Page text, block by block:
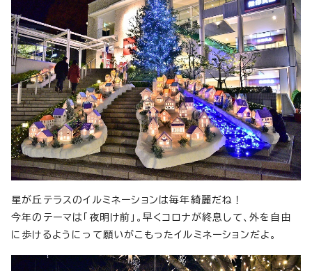
星が丘テラスのイルミネーションは毎年綺麗だね！
今年のテーマは「夜明け前」。早くコロナが終息して、外を自由
に歩けるようにって願いがこもったイルミネーションだよ。